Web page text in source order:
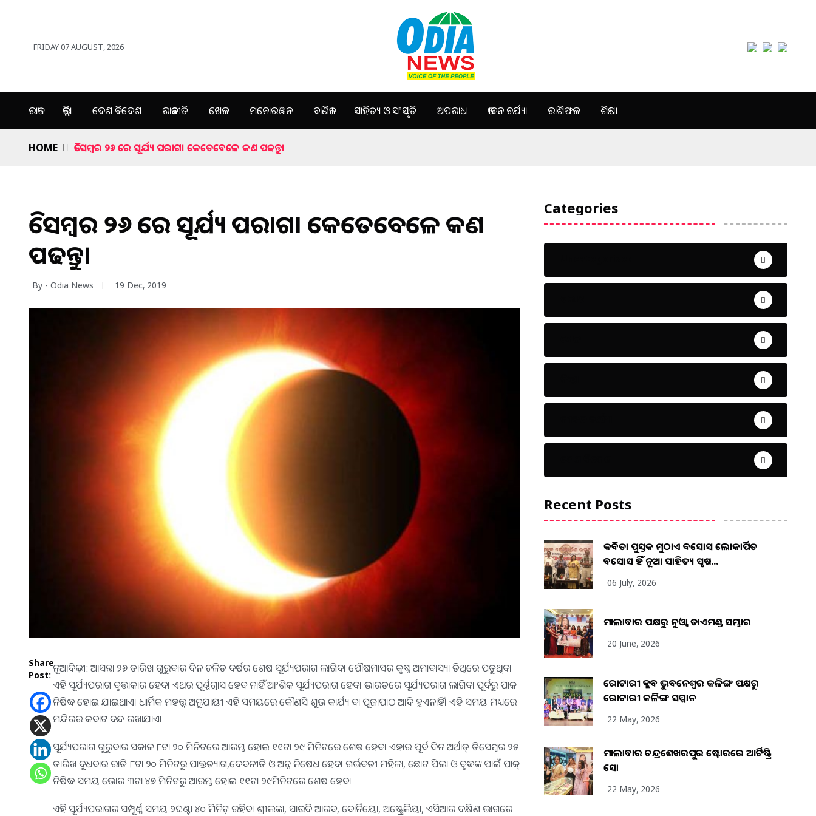
FRIDAY 07 AUGUST, 2026
ରାଜ୍ୟ ଜିଲ୍ଲା ଦେଶ ବିଦେଶ ରାଜନୀତି ଖେଳ ମନୋରଞ୍ଜନ ବାଣିଜ୍ୟ ସାହିତ୍ୟ ଓ ସଂସ୍କୃତି ଅପରାଧ ଜୀବନ ଚର୍ଯ୍ୟା ରାଶିଫଳ ଶିକ୍ଷା
HOME ଡିସେମ୍ବର ୨୬ ରେ ସୂର୍ଯ୍ୟ ପରାଗ। କେତେବେଳେ କଣ ପଢନ୍ତୁ।
ଡିସେମ୍ବର ୨୬ ରେ ସୂର୍ଯ୍ୟ ପରାଗ। କେତେବେଳେ କଣ
ପଢନ୍ତୁ।
By - Odia News 19 Dec, 2019
Share
Post:
ନୂଆଦିଲ୍ଲୀ: ଆସନ୍ତା ୨୬ ତାରିଖ ଗୁରୁବାର ଦିନ ଚଳିତ ବର୍ଷର ଶେଷ ସୂର୍ଯ୍ୟପରାଗ ଲାଗିବ। ପୌଷମାସର କୃଷ୍ଣ ଅମାବାସ୍ୟା ତିଥିରେ ପଡୁଥିବା
ଏହି ସୂର୍ଯ୍ୟପରାଗ ବୃତ୍ତାକାର ହେବ। ଏଥର ପୂର୍ଣ୍ଣଗ୍ରାସ ହେବ ନାହିଁ ଆଂଶିକ ସୂର୍ଯ୍ୟପରାଗ ହେବ। ଭାରତରେ ସୂର୍ଯ୍ୟପରାଗ ଲାଗିବା ପୂର୍ବରୁ ପାକ
ନିଷିଦ୍ଧ ହୋଇ ଯାଇଥାଏ। ଧାର୍ମିକ ମହତ୍ତ୍ବ ଅନୁଯାୟୀ ଏହି ସମୟରେ କୌଣସି ଶୁଭ କାର୍ଯ୍ୟ ବା ପୂଜାପାଠ ଆଦି ହୁଏନାହିଁ। ଏହି ସମୟ ମଧ୍ୟରେ
ମନ୍ଦିରର କବାଟ ବନ୍ଦ ରଖାଯାଏ।
ସୂର୍ଯ୍ୟପରାଗ ଗୁରୁବାର ସକାଳ ୮ଟା ୨୦ ମିନିଟରେ ଆରମ୍ଭ ହୋଇ ୧୧ଟା ୨୯ ମିନିଟରେ ଶେଷ ହେବ। ଏହାର ପୂର୍ବ ଦିନ ଅର୍ଥାତ୍ ଡିସେମ୍ବର ୨୫
ତାରିଖ ବୁଧବାର ରାତି ୮ଟା ୨୦ ମିନିଟରୁ ପାକ୍ତତ୍ୟାଗ,ଦେବନୀତି ଓ ଅନ୍ନ ନିଷେଧ ହେବ। ଗର୍ଭବତୀ ମହିଳା, ଛୋଟ ପିଲା ଓ ବୃଦ୍ଧଙ୍କ ପାଇଁ ପାକ୍
ନିଷିଦ୍ଧ ସମୟ ଭୋର ୩ଟା ୪୭ ମିନିଟରୁ ଆରମ୍ଭ ହୋଇ ୧୧ଟା ୨୯ମିନିଟରେ ଶେଷ ହେବ।
ଏହି ସୂର୍ଯ୍ୟପରାଗର ସମ୍ପୂର୍ଣ୍ଣ ସମୟ ୨ଘଣ୍ଟା ୪୦ ମିନିଟ୍ ରହିବ। ଶ୍ରୀଲଙ୍କା, ସାଉଦି ଆରବ, ବୋର୍ନିୟୋ, ଅଷ୍ଟ୍ରେଲିୟା, ଏସିଆର ଦକ୍ଷିଣ ଭାଗରେ
Categories
Recent Posts
କବିତା ପୁସ୍ତକ ମୁଠାଏ ଅବସୋସ ଲୋକାର୍ପିତ
ଅବସୋସ ହିଁ ନୂଆ ସାହିତ୍ୟ ସୃଷ...
06 July, 2026
ମାଲାବାର ପକ୍ଷରୁ ନୁଓ୍ବା ଡାଏମଣ୍ଡ ସମ୍ଭାର
20 June, 2026
ରୋଟାରୀ କ୍ଲବ ଭୁବନେଶ୍ୱର କଳିଙ୍ଗ ପକ୍ଷରୁ
ରୋଟାରୀ କଳିଙ୍ଗ ସମ୍ମାନ
22 May, 2026
ମାଲାବାର ଚନ୍ଦ୍ରଶେଖରପୁର ଷ୍ଟୋରରେ ଆର୍ଟିଷ୍ଟ୍ରି
ସୋ
22 May, 2026